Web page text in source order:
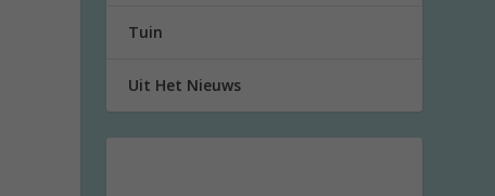
Tuin
Uit Het Nieuws